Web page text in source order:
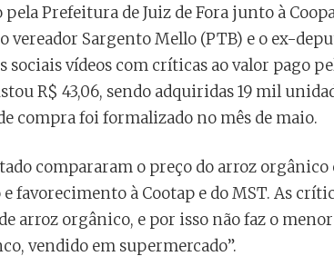
Prefeitura de Juiz de Fora junto à
vereador Sargento Mello (PTB) e o ex-
sociais vídeos com críticas ao valor pago
R$ 43,06, sendo adquiridas 19 mil
compra foi formalizado no mês de maio.
compararam o preço do arroz
favorecimento à Cootap e do MST. As
arroz orgânico, e por isso não faz o
vendido em supermercado”.